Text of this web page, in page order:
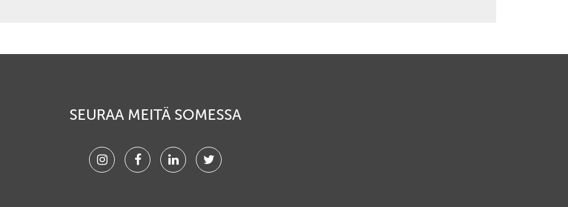
SEURAA MEITÄ SOMESSA
InstagramFacebookLinkedinTwitter